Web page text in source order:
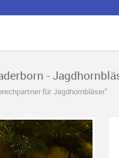
-
für Jagdhornbläser"